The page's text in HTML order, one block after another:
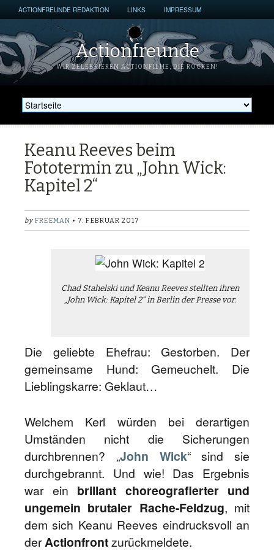
ACTIONFREUNDE REDAKTION LINKS IMPRESSUM
Actionfreunde
WIR ZELEBRIEREN ACTIONFILME, DIE ROCKEN!
Keanu Reeves beim
Fototermin zu „John Wick:
Kapitel 2“
by FREEMAN • 7. FEBRUAR 2017
Chad Stahelski und Keanu Reeves stellten ihren
„John Wick: Kapitel 2“ in Berlin der Presse vor.
Die geliebte Ehefrau: Gestorben. Der
gemeinsame Hund: Gemeuchelt. Die
Lieblingskarre: Geklaut…
Welchem Kerl würden bei derartigen
Umständen nicht die Sicherungen
durchbrennen? „John Wick“ sind sie
durchgebrannt. Und wie! Das Ergebnis
war ein brillant choreografierter und
ungemein brutaler Rache-Feldzug, mit
dem sich Keanu Reeves eindrucksvoll an
derActionfrontzurückmeldete.